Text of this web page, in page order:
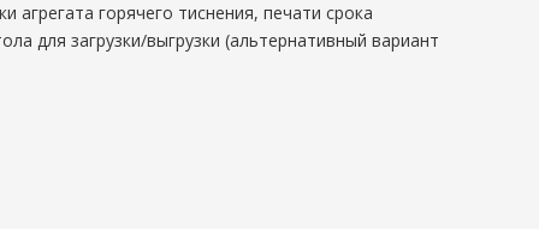
агрегата горячего тиснения, печати срока
для загрузки/выгрузки (альтернативный вариант